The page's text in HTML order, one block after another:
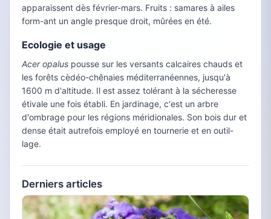
apparaissent dès février-mars. Fruits : samares à ailes
form-ant un angle presque droit, mûrées en été.
Ecologie et usage
Acer opalus pousse sur les versants calcaires chauds et
les forêts cèdéo-chênaies méditerranéennes, jusqu'à
1600 m d'altitude. Il est assez tolérant à la sécheresse
étivale une fois établi. En jardinage, c'est un arbre
d'ombrage pour les régions méridionales. Son bois dur et
dense était autrefois employé en tournerie et en outil-
lage.
Derniers articles